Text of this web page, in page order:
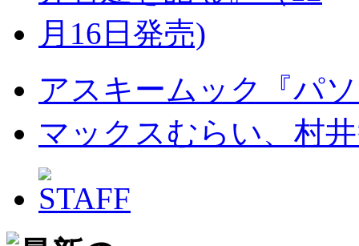
アスキームック『パ
マックスむらい、村